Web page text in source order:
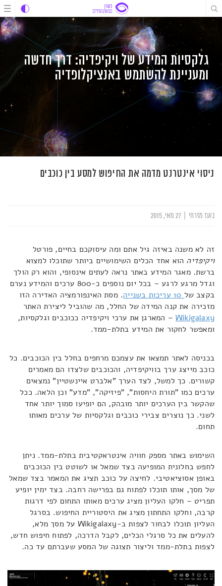
דלג
לתוכן
דלג
לתוכן
דלג
לניווט
גלקסיות המידע של ויקיפדיה: דרך חדשה
ומעניינת להשתמש באנציקלופדיה
ניסוי אינטרנט מדמה את החיפוש למסע בין כוכבים
בועז מזרחי
זה לא משנה באיזה גיל אתם ומה עיסוקכם בחיים, פורטל
ויקיפדיה הוא אחד הכלים השימושיים ביותר שתוכלו למצוא
ברשת. מאגר המידע באתר נראה לעתים אינסופי, והוא רק הולך
וגדל מרגע לרגע – בכל יום נוספים כ-800 ערכים והמידע נערם
בקצב של
. מסת האינפורמציה האדירה הזו
מזכירה את קנה המידה של החלל, מה שהוביל ליצירת האתר
Wikigalaxy – המארגן את ערכי ויקיפדיה ככוכבים וגלקסיות,
ומאפשר לחקור את המידע בתלת-ממד.
בכניסה לאתר תמצאו את עצמכם מרחפים בחלל בין הכוכבים. כל
כוכב מייצג ערך בוויקיפדיה, והכוכבים שלצדו הם מאמרים
קשורים. כך למשל, לצד הערך "אלברט איינשטיין" נמצאים
ערכים כמו "תורת היחסות", "פיזיקה", "מדע" וכן הלאה. ככל
שהקשר בין הערכים יותר מובהק, הם יופיעו סמוך יותר אחד
לשני. כך נוצרים צבירי כוכבים וגלקסיות של ערכים מאותו
תחום.
השימוש באתר מספק חוויה אינטראקטיבית בתלת-ממד. ניתן
לחפש בחלונית המופיעה בצד שמאל או לשוטט בין הכוכבים
באופן אסוציאטיבי. לחיצה על כוכב תציג את המאמר בצד שמאל
של מסך, אותו תוכלו לפתוח גם בפרישה רחבה. בצד ימין יופיע
תפריט – חלקו העליון מציג ערכים מאותו התחום לפי דרגות
קרבה, וחלקו התחתון מציג את היסטוריית החיפוש. בסרגל
העליון תוכלו לבחור לצפות ב-Wikigalaxy על מסך מלא,
להעלים את כל סרגלי הכלים, לקבל הדרכה, לפתוח חיפוש חדש,
לצפות בתלת-ממד וליצור תצוגה של המסע שעברתם עד כה.